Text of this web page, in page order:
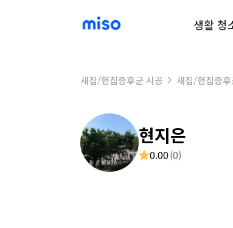
생활 청
새집/헌집증후군 시공 새집/헌집증
현지은
0.00(0)